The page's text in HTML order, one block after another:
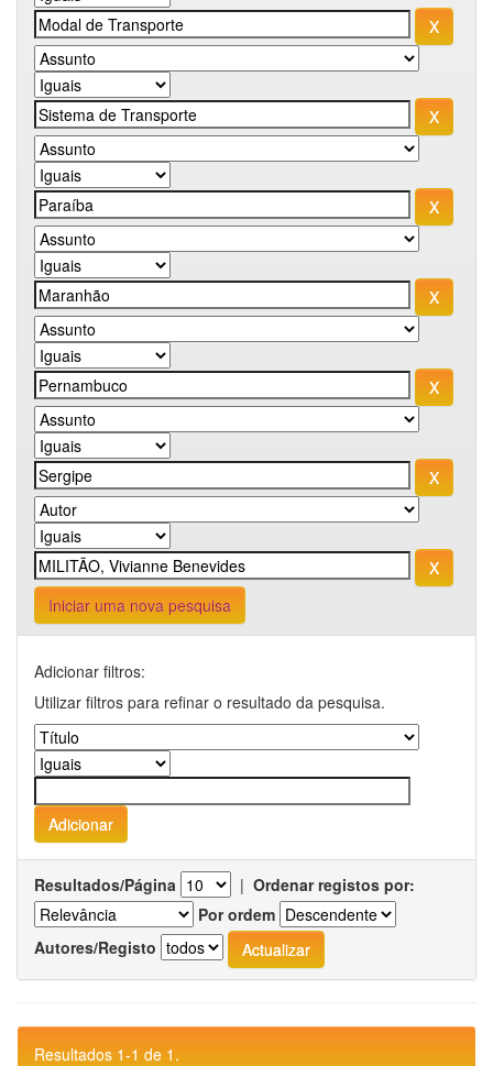
Iniciar uma nova pesquisa
Adicionar filtros:
Utilizar filtros para refinar o resultado da pesquisa.
Resultados/Página | Ordenar registos por:
Por ordem
Autores/Registo
Resultados 1-1 de 1.